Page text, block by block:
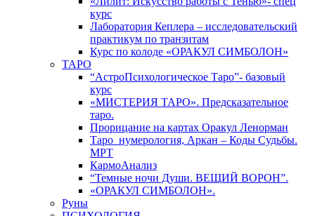
курс
Лаборатория Кеплера – исследовательский
практикум по транзитам
Курс по колоде «ОРАКУЛ СИМБОЛОН»
ТАРО
“АстроПсихологическое Таро”- базовый
курс
«МИСТЕРИЯ ТАРО». Предсказательное
таро.
Прорицание на картах Оракул Ленорман
Таро_нумерология, Аркан – Коды Судьбы.
МРТ
КармоАнализ
“Темные ночи Души. ВЕЩИЙ ВОРОН”.
«ОРАКУЛ СИМБОЛОН».
Руны